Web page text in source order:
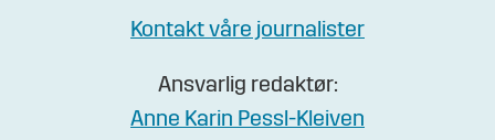
Kontakt våre journalister
Ansvarlig redaktør:
Anne Karin Pessl-Kleiven